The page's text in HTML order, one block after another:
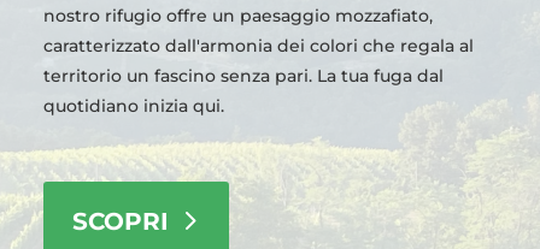
nostro rifugio offre un paesaggio mozzafiato,
caratterizzato dall'armonia dei colori che regala al
territorio un fascino senza pari. La tua fuga dal
quotidiano inizia qui.
SCOPRI